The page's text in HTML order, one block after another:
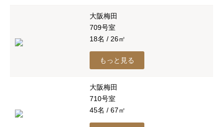
大阪梅田
709号室
18名 / 26㎡
もっと見る
大阪梅田
710号室
45名 / 67㎡